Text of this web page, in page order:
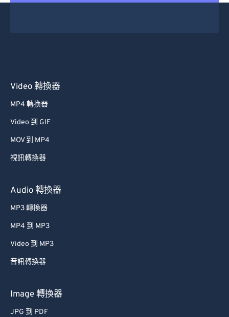
Video 轉換器
MP4 轉換器
Video 到 GIF
MOV 到 MP4
視訊轉換器
Audio 轉換器
MP3 轉換器
MP4 到 MP3
Video 到 MP3
音訊轉換器
Image 轉換器
JPG 到 PDF